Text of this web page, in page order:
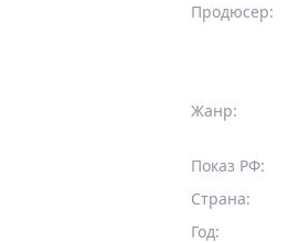
Продюсер:
Жанр:
Показ РФ:
Страна:
Год: